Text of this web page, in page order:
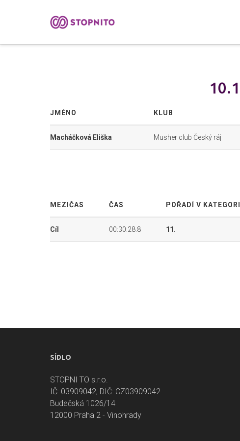
JMÉNO KLUB
Macháčková Eliška Musher club Český ráj
MEZIČAS ČAS POŘADÍ V KATEGORII
Cíl 00:30:28.8 11.
SÍDLO
STOPNI TO s.r.o.
IČ: 03909042, DIČ: CZ03909042
Budečská 1026/14
12000 Praha 2 - Vinohrady